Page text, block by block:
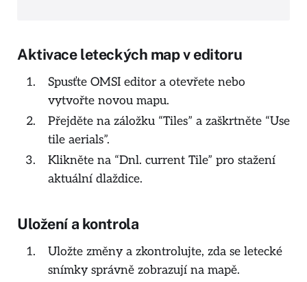
Aktivace leteckých map v editoru
Spusťte OMSI editor a otevřete nebo
vytvořte novou mapu.
Přejděte na záložku “Tiles” a zaškrtněte “Use
tile aerials”.
Klikněte na “Dnl. current Tile” pro stažení
aktuální dlaždice.
Uložení a kontrola
Uložte změny a zkontrolujte, zda se letecké
snímky správně zobrazují na mapě.